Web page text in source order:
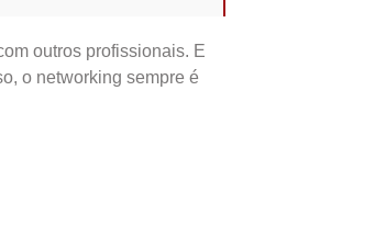
outros profissionais. E
o networking sempre é